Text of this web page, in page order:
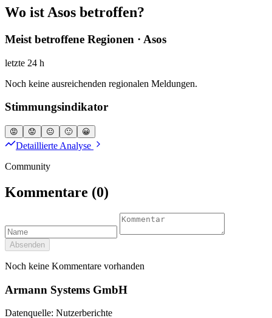
Wo ist Asos betroffen?
Meist betroffene Regionen · Asos
letzte 24 h
Noch keine ausreichenden regionalen Meldungen.
Stimmungsindikator
😡 😟 😐 🙂 😀
Detaillierte Analyse
Community
Kommentare (0)
Absenden
Noch keine Kommentare vorhanden
Armann Systems GmbH
Datenquelle: Nutzerberichte